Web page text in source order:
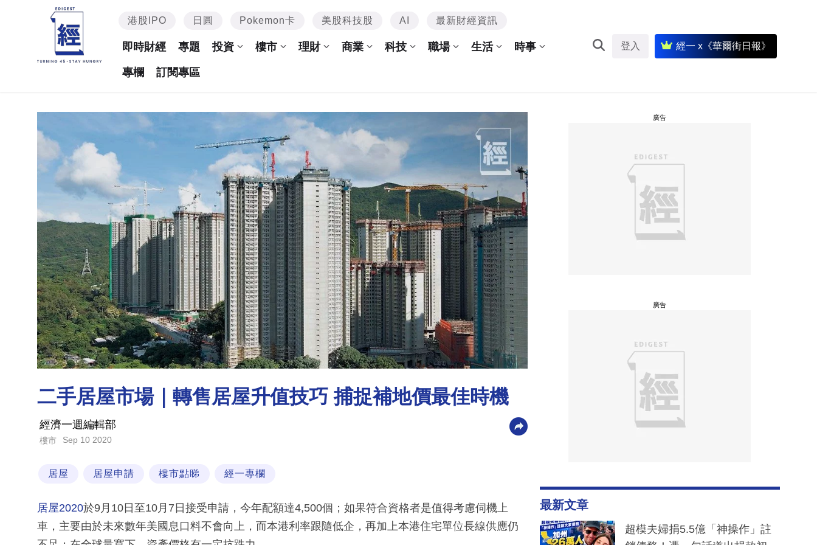
港股IPO 日圓 Pokemon卡 美股科技股 AI 最新財經資訊
即時財經 專題 投資 樓市 理財 商業 科技 職場 生活 時事
專欄 訂閱專區
登入 經一 x《華爾街日報》
二手居屋市場｜轉售居屋升值技巧 捕捉補地價最佳時機
經濟一週編輯部
樓市 Sep 10 2020
居屋 居屋申請 樓市點睇 經一專欄
居屋2020於9月10日至10月7日接受申請，今年配額達4,500個；如果符合資格者是值得考慮伺機上
車，主要由於未來數年美國息口料不會向上，而本港利率跟隨低企，再加上本港住宅單位長線供應仍
廣告
廣告
最新文章
超模夫婦捐5.5億「神操作」註